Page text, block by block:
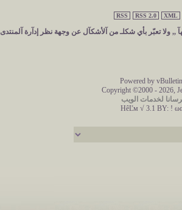
RSS RSS 2.0 XML
ولا تعبّر بأي شكلـ من آلأشكآل عن وجهة نظر إدآرة
Powered by
Copyright ©2000 - 2026,
لخدمات الويب
HêĽм √ 3.1 BY:!